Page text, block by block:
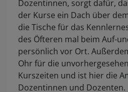
Dozentinnen, sorgt dafür,
der Kurse ein Dach über
die Tische für das
des Öfteren mal beim Auf-
persönlich vor Ort.
Ohr für die
Kurszeiten und ist hier die
Dozentinnen und Dozenten.